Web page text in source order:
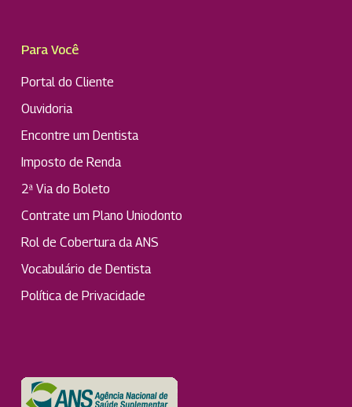
Para Você
Portal do Cliente
Ouvidoria
Encontre um Dentista
Imposto de Renda
2ª Via do Boleto
Contrate um Plano Uniodonto
Rol de Cobertura da ANS
Vocabulário de Dentista
Política de Privacidade